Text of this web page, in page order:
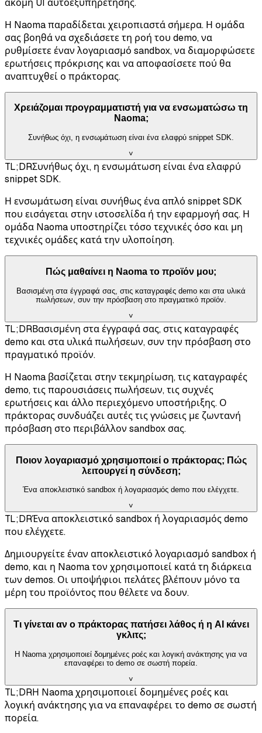
ακόμη UI αυτοεξυπηρέτησης.
Η Naoma παραδίδεται χειροπιαστά σήμερα. Η ομάδα
σας βοηθά να σχεδιάσετε τη ροή του demo, να
ρυθμίσετε έναν λογαριασμό sandbox, να διαμορφώσετε
ερωτήσεις πρόκρισης και να αποφασίσετε πού θα
αναπτυχθεί ο πράκτορας.
Χρειάζομαι προγραμματιστή για να ενσωματώσω τη
Naoma;
Συνήθως όχι, η ενσωμάτωση είναι ένα ελαφρύ snippet SDK.
˅
TL;DRΣυνήθως όχι, η ενσωμάτωση είναι ένα ελαφρύ
snippet SDK.
Η ενσωμάτωση είναι συνήθως ένα απλό snippet SDK
που εισάγεται στην ιστοσελίδα ή την εφαρμογή σας. Η
ομάδα Naoma υποστηρίζει τόσο τεχνικές όσο και μη
τεχνικές ομάδες κατά την υλοποίηση.
Πώς μαθαίνει η Naoma το προϊόν μου;
Βασισμένη στα έγγραφά σας, στις καταγραφές demo και στα υλικά
πωλήσεων, συν την πρόσβαση στο πραγματικό προϊόν.
˅
TL;DRΒασισμένη στα έγγραφά σας, στις καταγραφές
demo και στα υλικά πωλήσεων, συν την πρόσβαση στο
πραγματικό προϊόν.
Η Naoma βασίζεται στην τεκμηρίωση, τις καταγραφές
demo, τις παρουσιάσεις πωλήσεων, τις συχνές
ερωτήσεις και άλλο περιεχόμενο υποστήριξης. Ο
πράκτορας συνδυάζει αυτές τις γνώσεις με ζωντανή
πρόσβαση στο περιβάλλον sandbox σας.
Ποιον λογαριασμό χρησιμοποιεί ο πράκτορας; Πώς
λειτουργεί η σύνδεση;
Ένα αποκλειστικό sandbox ή λογαριασμός demo που ελέγχετε.
˅
TL;DRΈνα αποκλειστικό sandbox ή λογαριασμός demo
που ελέγχετε.
Δημιουργείτε έναν αποκλειστικό λογαριασμό sandbox ή
demo, και η Naoma τον χρησιμοποιεί κατά τη διάρκεια
των demos. Οι υποψήφιοι πελάτες βλέπουν μόνο τα
μέρη του προϊόντος που θέλετε να δουν.
Τι γίνεται αν ο πράκτορας πατήσει λάθος ή η AI κάνει
γκλιτς;
Η Naoma χρησιμοποιεί δομημένες ροές και λογική ανάκτησης για να
επαναφέρει το demo σε σωστή πορεία.
˅
TL;DRΗ Naoma χρησιμοποιεί δομημένες ροές και
λογική ανάκτησης για να επαναφέρει το demo σε σωστή
πορεία.